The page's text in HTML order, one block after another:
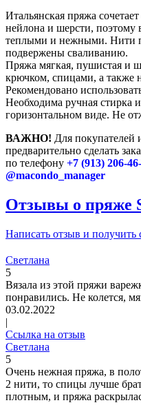
Итальянская пряжа
нейлона и шерсти, поэтому
теплыми и нежными. Нити
подвержены сваливанию.
Пряжа мягкая, пушистая и
крючком, спицами, а также
Рекомендовано
Необходима ручная стирка
горизонтальном виде. Не
ВАЖНО! Для покупателей
предварительно сделать
по телефону +7 (913) 206-
@macondo_manager
Отзывы о пряже
Написать отзыв и получить
Светлана
5
Вязала из этой пряжи
понравились. Не колется,
03.02.2022
|
Ссылка на отзыв
Светлана
5
Очень нежная пряжа, в
2 нити, то спицы лучше
плотным, и пряжа